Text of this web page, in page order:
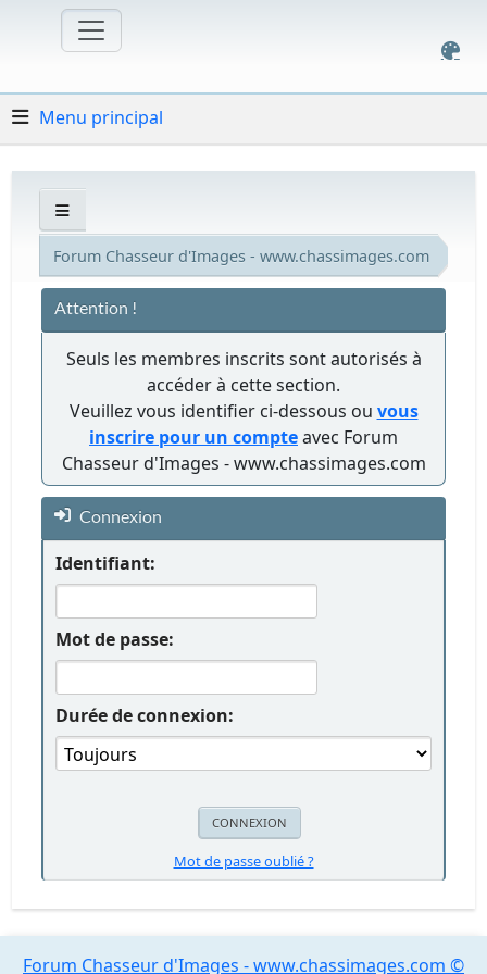
Menu principal
Forum Chasseur d'Images - www.chassimages.com
Attention !
Seuls les membres inscrits sont autorisés à
accéder à cette section.
Veuillez vous identifier ci-dessous ou vous
inscrire pour un compteavec Forum
Chasseur d'Images - www.chassimages.com
Connexion
Identifiant:
Mot de passe:
Durée de connexion:
Mot de passe oublié ?
Forum Chasseur d'Images - www.chassimages.com ©